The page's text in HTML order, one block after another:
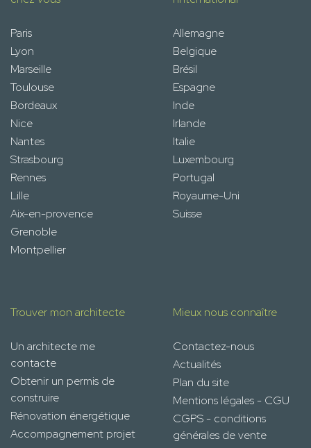
Paris
Lyon
Marseille
Toulouse
Bordeaux
Nice
Nantes
Strasbourg
Rennes
Lille
Aix-en-provence
Grenoble
Montpellier
Allemagne
Belgique
Brésil
Espagne
Inde
Irlande
Italie
Luxembourg
Portugal
Royaume-Uni
Suisse
Trouver mon architecte
Un architecte me
contacte
Obtenir un permis de
construire
Rénovation énergétique
Accompagnement projet
Mieux nous connaître
Contactez-nous
Actualités
Plan du site
Mentions légales - CGU
CGPS - conditions
générales de vente